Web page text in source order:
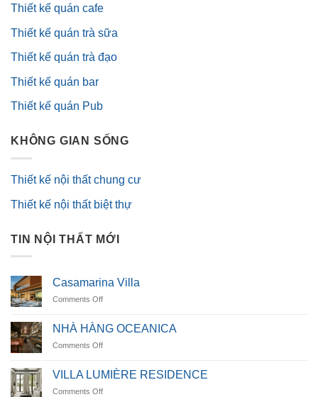
Thiết kế quán cafe
Thiết kế quán trà sữa
Thiết kế quán trà đạo
Thiết kế quán bar
Thiết kế quán Pub
KHÔNG GIAN SỐNG
Thiết kế nội thất chung cư
Thiết kế nội thất biệt thự
TIN NỘI THẤT MỚI
Casamarina Villa
Comments Offon
Villa
NHÀ HÀNG OCEANICA
Comments Offon
HÀNG
OCEANICA
VILLA LUMIÈRE RESIDENCE
Comments Offon